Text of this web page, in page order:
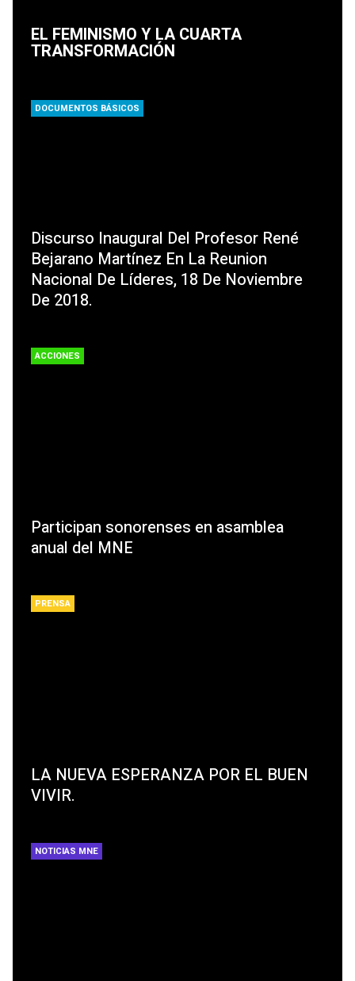
EL FEMINISMO Y LA CUARTA
TRANSFORMACIÓN
DOCUMENTOS BÁSICOS
Discurso Inaugural Del Profesor René
Bejarano Martínez En La Reunion
Nacional De Líderes, 18 De Noviembre
De 2018.
ACCIONES
Participan sonorenses en asamblea
anual del MNE
PRENSA
LA NUEVA ESPERANZA POR EL BUEN
VIVIR.
NOTICIAS MNE